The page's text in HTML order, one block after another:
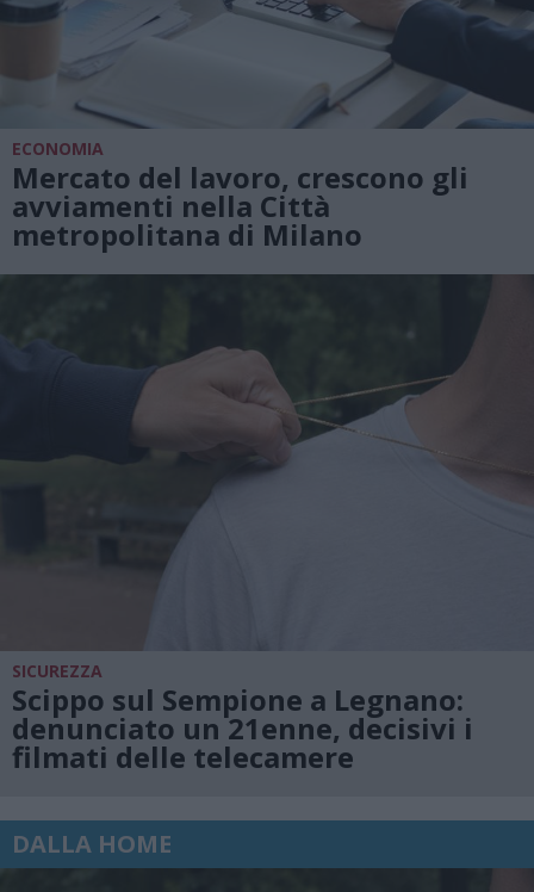
ECONOMIA
Mercato del lavoro, crescono gli
avviamenti nella Città
metropolitana di Milano
SICUREZZA
Scippo sul Sempione a Legnano:
denunciato un 21enne, decisivi i
filmati delle telecamere
DALLA HOME